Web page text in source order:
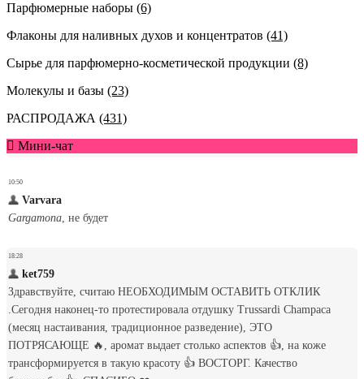
Парфюмерные наборы (6)
Флаконы для наливных духов и концентратов (41)
Сырье для парфюмерно-косметической продукции (8)
Молекулы и базы (23)
РАСПРОДАЖА (431)
Мини-чат